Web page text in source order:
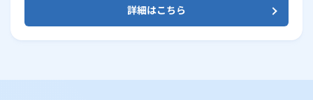
詳細はこちら